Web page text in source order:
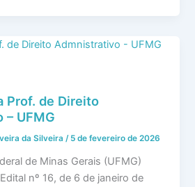
Prof. de Direito
UFMG
da Silveira / 5 de fevereiro de 2026
de Minas Gerais (UFMG)
nº 16, de 6 de janeiro de